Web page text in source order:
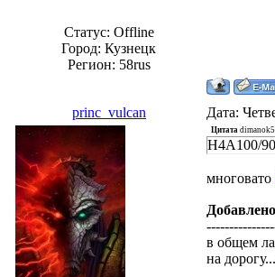
Статус: Offline
Город: Кузнецк
Регион: 58rus
princ_vulcan Дата:
Цитата
H4A100/
многовато
Добавлено
в общем
на